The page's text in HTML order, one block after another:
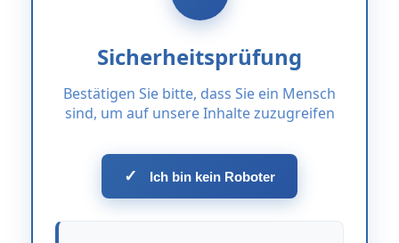
Sicherheitsprüfung
Bestätigen Sie bitte, dass Sie ein Mensch
sind, um auf unsere Inhalte zuzugreifen
✓ Ich bin kein Roboter